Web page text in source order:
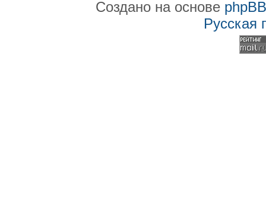
Создано на основе phpBB
Русская